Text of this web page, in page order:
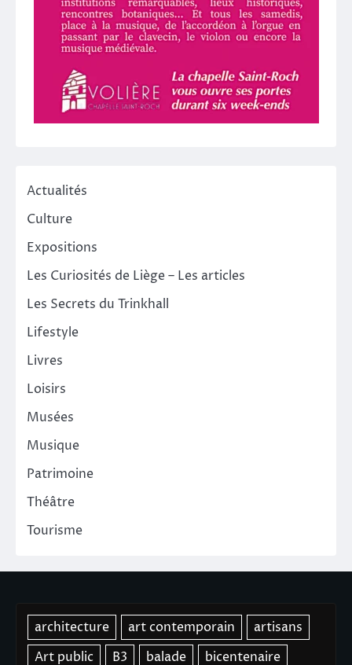
Actualités
Culture
Expositions
Les Curiosités de Liège – Les articles
Les Secrets du Trinkhall
Lifestyle
Livres
Loisirs
Musées
Musique
Patrimoine
Théâtre
Tourisme